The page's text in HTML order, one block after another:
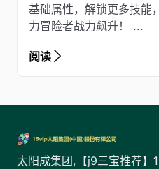
基础属性，解锁更多技能
力冒险者战力飙升！ ...
阅读
太阳成集团,【j9三宝推荐】